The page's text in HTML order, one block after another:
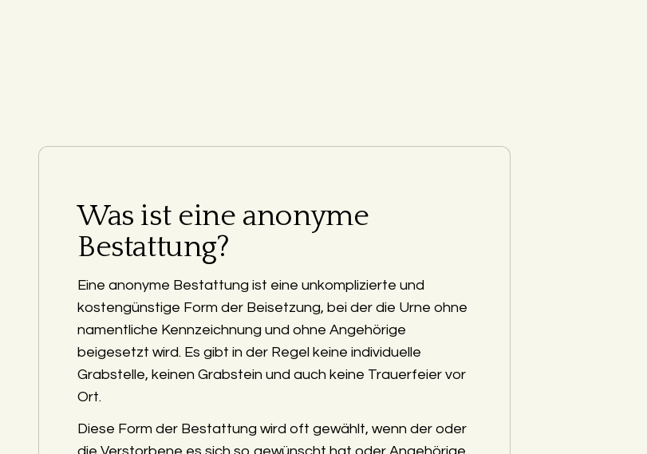
Was ist eine anonyme
Bestattung?
Eine anonyme Bestattung ist eine unkomplizierte und
kostengünstige Form der Beisetzung, bei der die Urne ohne
namentliche Kennzeichnung und ohne Angehörige
beigesetzt wird. Es gibt in der Regel keine individuelle
Grabstelle, keinen Grabstein und auch keine Trauerfeier vor
Ort.
Diese Form der Bestattung wird oft gewählt, wenn der oder